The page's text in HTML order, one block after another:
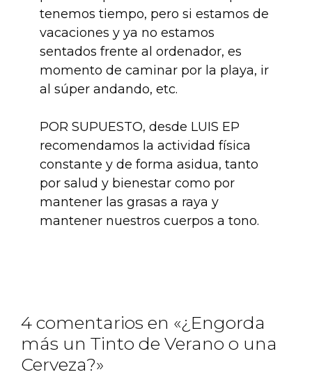
tenemos tiempo, pero si estamos de
vacaciones y ya no estamos
sentados frente al ordenador, es
momento de caminar por la playa, ir
al súper andando, etc.
POR SUPUESTO, desde LUIS EP
recomendamos la actividad física
constante y de forma asidua, tanto
por salud y bienestar como por
mantener las grasas a raya y
mantener nuestros cuerpos a tono.
4 comentarios en «¿Engorda
más un Tinto de Verano o una
Cerveza?»